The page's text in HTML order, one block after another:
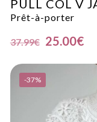
PULL COL V
Prêt-à-porter
37.99€ 25.00€
-37%